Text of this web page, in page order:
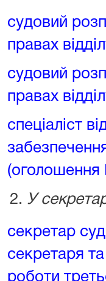
судовий
правах
судовий
правах
спеціаліст
У
секретар
секретаря
роботи